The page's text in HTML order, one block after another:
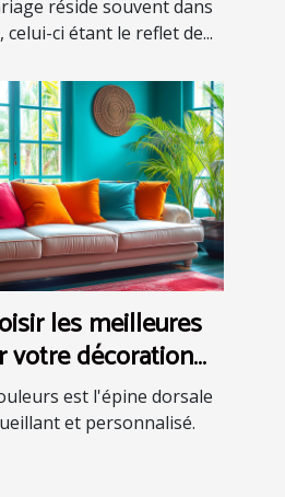
réside souvent dans
celui-ci étant le reflet de...
les meilleures
votre décoration
est l'épine dorsale
et personnalisé.